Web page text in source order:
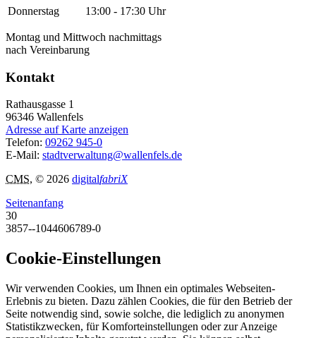
Donnerstag
13:00 - 17:30 Uhr
Montag und Mittwoch nachmittags
nach Vereinbarung
Kontakt
Rathausgasse 1
96346 Wallenfels
Adresse auf Karte anzeigen
Telefon: 09262 945-0
E-Mail: stadtverwaltung@wallenfels.de
CMS, © 2026 digitalfabriX
Seitenanfang
30
3857--1044606789-0
Cookie-Einstellungen
Wir verwenden Cookies, um Ihnen ein optimales Webseiten-
Erlebnis zu bieten. Dazu zählen Cookies, die für den Betrieb der
Seite notwendig sind, sowie solche, die lediglich zu anonymen
Statistikzwecken, für Komforteinstellungen oder zur Anzeige